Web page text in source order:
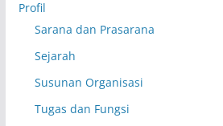
Profil
Sarana dan Prasarana
Sejarah
Susunan Organisasi
Tugas dan Fungsi